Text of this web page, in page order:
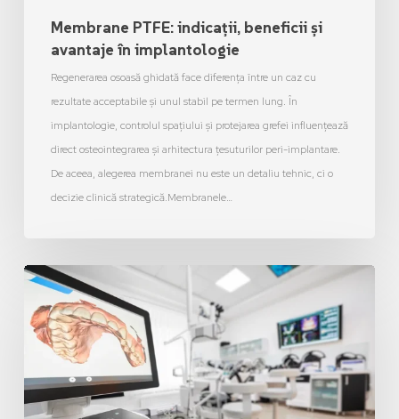
Membrane PTFE: indicații, beneficii și
avantaje în implantologie
Regenerarea osoasă ghidată face diferența între un caz cu
rezultate acceptabile și unul stabil pe termen lung. În
implantologie, controlul spațiului și protejarea grefei influențează
direct osteointegrarea și arhitectura țesuturilor peri-implantare.
De aceea, alegerea membranei nu este un detaliu tehnic, ci o
decizie clinică strategică.Membranele…